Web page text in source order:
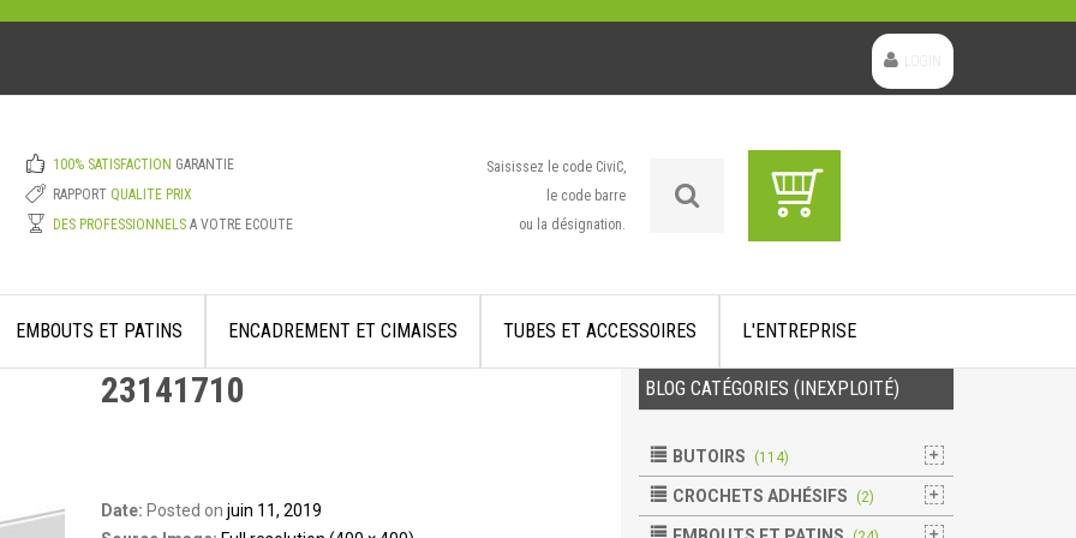
100% SATISFACTION GARANTIE
RAPPORT QUALITE PRIX
DES PROFESSIONNELSA VOTRE ECOUTE
Saisissez le code CiviC,
le code barre
ou la désignation.
EMBOUTS ET PATINS ENCADREMENT ET CIMAISES TUBES ET ACCESSOIRES L'ENTREPRISE
23141710
Date: Posted on juin 11, 2019
BLOG CATÉGORIES (INEXPLOITÉ)
BUTOIRS (114)
CROCHETS ADHÉSIFS (2)